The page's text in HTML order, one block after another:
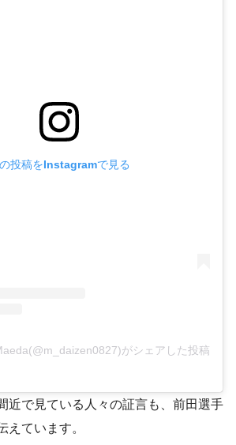
投稿をInstagramで見る
がシェアした投稿
近で見ている人々の証言も、前田選手
えています。